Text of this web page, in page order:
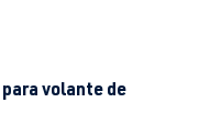
volante de